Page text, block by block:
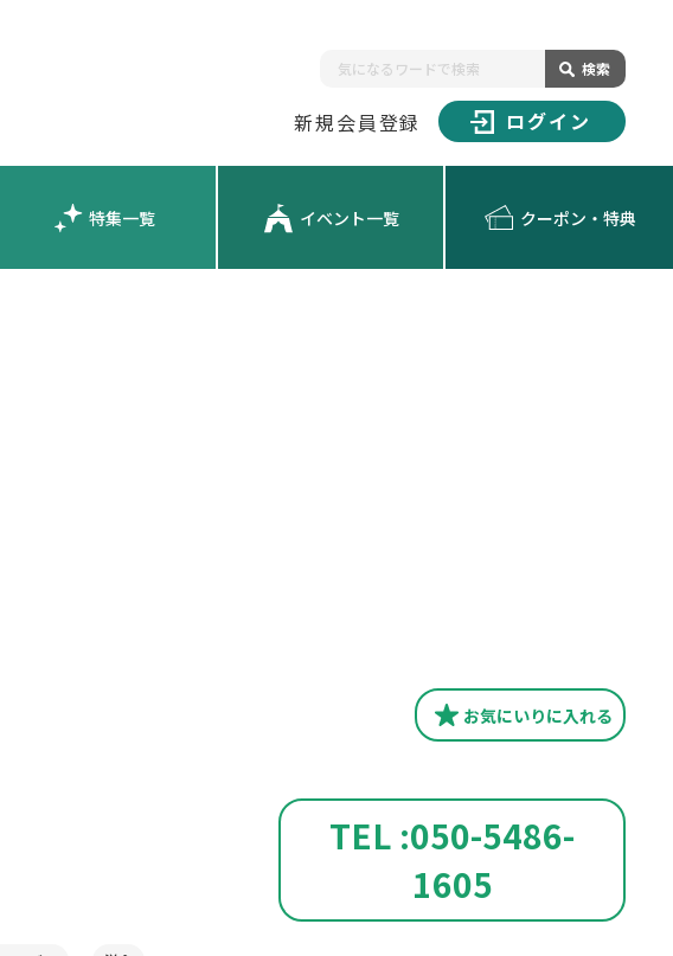
検索
新規会員登録 ログイン
特集一覧 イベント一覧 クーポン・特典
お気にいりに入れる
TEL :050-5486-
1605